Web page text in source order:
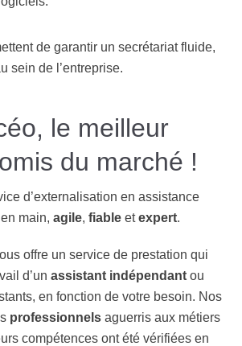
de garantir un secrétariat fluide,
sein de l’entreprise.
le meilleur
du marché !
d’externalisation en assistance
main, agile, fiable et expert.
offre un service de prestation qui
d’un assistant indépendant ou
en fonction de votre besoin. Nos
professionnels aguerris aux métiers
compétences ont été vérifiées en